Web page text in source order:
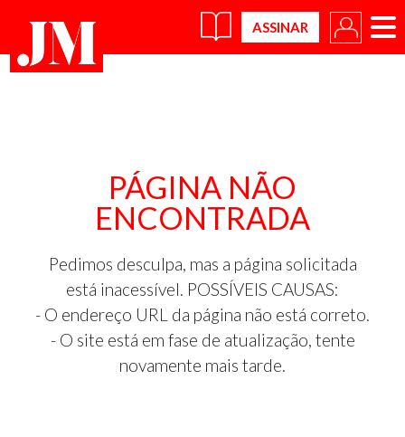
×
PÁGINA NÃO
ENCONTRADA
Pedimos desculpa, mas a página solicitada
está inacessível. POSSÍVEIS CAUSAS:
- O endereço URL da página não está correto.
- O site está em fase de atualização, tente
novamente mais tarde.